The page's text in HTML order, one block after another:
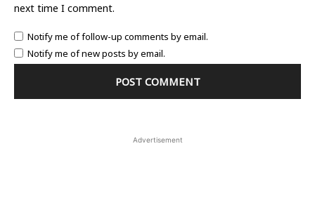
next time I comment.
Notify me of follow-up comments by email.
Notify me of new posts by email.
Advertisement